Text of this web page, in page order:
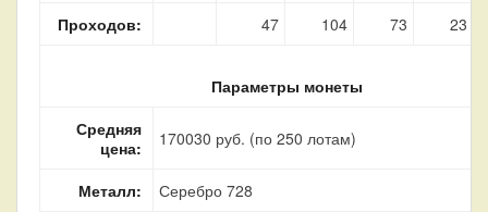
Проходов: 47 104 73 23
Параметры монеты
Средняя
цена:
170030 руб. (по 250 лотам)
Металл:
Серебро 728